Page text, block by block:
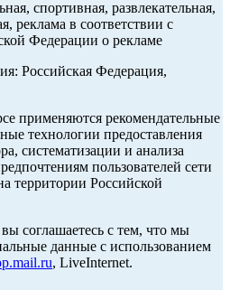
спортивная, развлекательная,
реклама в соответствии с
Федерации о рекламе
Российская Федерация,
применяются рекомендательные
технологии предоставления
систематизации и анализа
пользователей сети
территории Российской
соглашаетесь с тем, что мы
данные с использованием
, LiveInternet.